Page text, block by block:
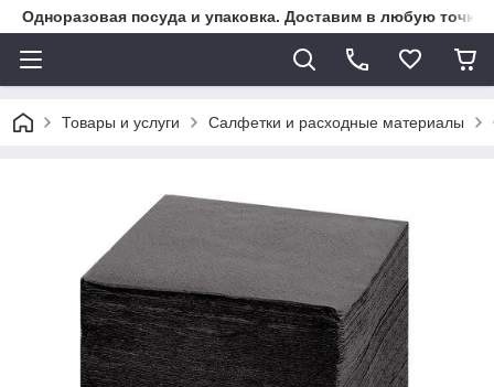
Одноразовая посуда и упаковка. Доставим в любую точку
Товары и услуги Салфетки и расходные материалы